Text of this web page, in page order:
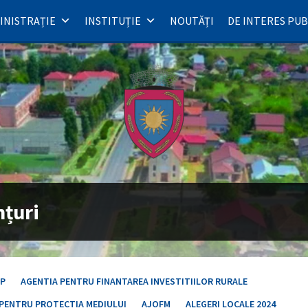
INSTITUȚIE NOUTĂȚI DE INTERES
AGENTIA PENTRU FINANTAREA INVESTITIILOR RURALE
PROTECTIA MEDIULUI
AJOFM
ALEGERI LOCALE 2024